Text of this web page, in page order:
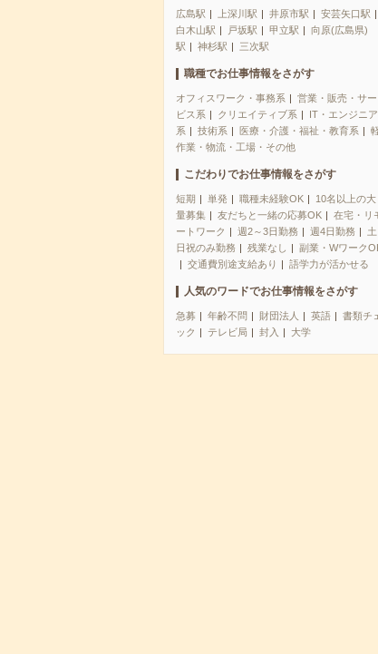
広島駅 上深川駅 井原市駅
安芸矢口駅
白木山駅
戸坂駅 甲立駅
向原(広島県)
駅
神杉駅 三次駅
職種でお仕事情報をさがす
オフィスワーク・事務系
営業・販売・サー
ビス系
クリエイティブ系
IT・エンジニア
系
技術系 医療・介護・福祉・教育系
作業・物流・工場・その他
こだわりでお仕事情報をさがす
短期 単発 職種未経験OK
10名以上の大
量募集
友だちと一緒の応募OK
在宅・リ
ートワーク
週2～3日勤務 週4日勤務
土
日祝のみ勤務
残業なし
副業・Wワーク
交通費別途支給あり
語学力が活かせる
人気のワードでお仕事情報をさがす
急募 年齢不問 財団法人 英語
書類チ
ック
テレビ局 封入 大学